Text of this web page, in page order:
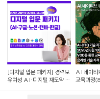
■ 모집 대상
· 모집인원: 10명
· AI 관련 학과 대학(원)생(
■ 지원 자격
[디지털 입문 패키지] 경력보
유여성 AI·디지털 재도약 교
AI 네이
교육과